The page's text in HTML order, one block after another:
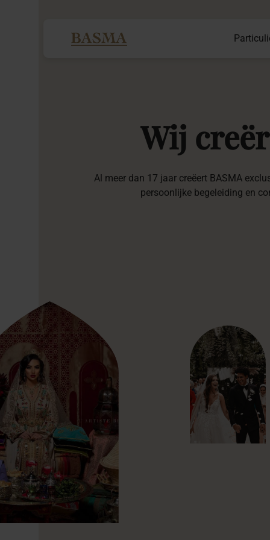
Wij
Al meer dan 17 jaar creëert BASMA
persoonlijke begeleiding en